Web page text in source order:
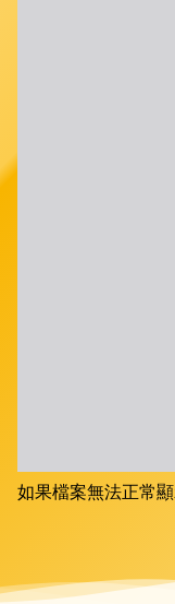
如果檔案無法正常顯